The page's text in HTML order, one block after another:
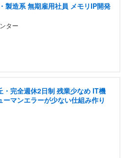
製造系 無期雇用社員 メモリIP開発
ター
・完全週休2日制 残業少なめ IT機
マンエラーが少ない仕組み作り